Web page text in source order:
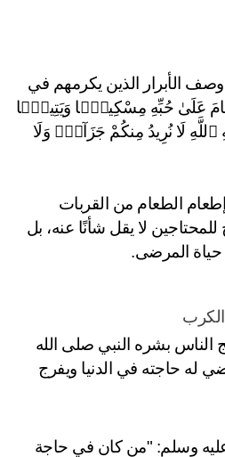
كما قال الله عز وجل في وصف الأبرار الذين يكرمهم في
الآخرة: ﴿وَيُطْعِمُونَ ٱلطَّعَامَ عَلَىٰ حُبِّهِ مِسْكِينًۭا وَيَتِيمًۭا
وَأَسِيرًا إِنَّمَا نُطْعِمُكُمْ لِوَجْهِ ٱللَّهِ لَا نُرِيدُ مِنكُمْ جَزَآءًۭ وَلَا
(الإنسان: 8-9)، فإذا كان إطعام الطعام من القربات
العظيمة، فإن توفير العلاج للمحتاجين لا يقل شأنًا عنه، بل
المرضى.
عليه وسلم، بأن الله سيقضي له حاجته في الدنيا ويفرج
فقد قال النبي صلى الله عليه وسلم: "من كان في حاجة